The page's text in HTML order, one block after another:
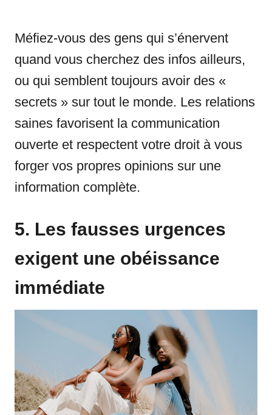
Méfiez-vous des gens qui s’énervent
quand vous cherchez des infos ailleurs,
ou qui semblent toujours avoir des «
secrets » sur tout le monde. Les relations
saines favorisent la communication
ouverte et respectent votre droit à vous
forger vos propres opinions sur une
information complète.
5. Les fausses urgences
exigent une obéissance
immédiate